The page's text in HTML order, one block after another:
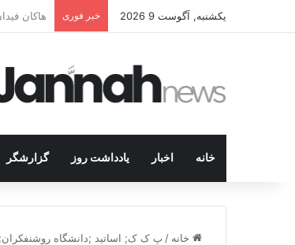
یکشنبه, آگوست 9 2026 خبر فوری از
خانه اخبار یادداشت روز گزارشگر
خانه / پ ک ک; اساتید ;دانشگاه